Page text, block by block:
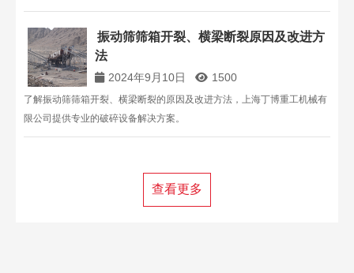
工艺、高产量及耐用性，帮助您优化建筑垃圾处理流程，实现资源的高效
再利用。更多信息请联系上海丁博重工，电话：13816711123。
振动筛筛箱开裂、横梁断裂原因及改进方
法
2024年9月10日 1500
了解振动筛筛箱开裂、横梁断裂的原因及改进方法，上海丁博重工机械有
限公司提供专业的破碎设备解决方案。
查看更多